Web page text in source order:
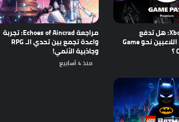
ارتفاع أسعار Xbox: هل تدفع
مايكروسوفت اللاعبين نحو Game
مراجعة Echoes of Aincrad: تجربة
واعدة تجمع بين تحدي الـ RPG
وجاذبية الأنمي!
منذ 4 أسابيع